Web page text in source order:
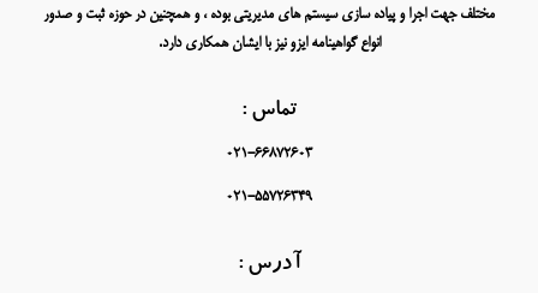
مختلف جهت اجرا و پیاده سازی سیستم های مدیریتی بوده ، و همچنین در حوزه ثبت و صدور
انواع گواهینامه ایزو نیز با ایشان همکاری دارد.
تماس :
021-66872603
021-55726349
آدرس :